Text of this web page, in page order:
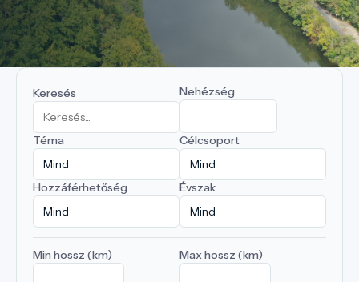
Keresés Nehézség
Téma Célcsoport
Hozzáférhetőség Évszak
Min hossz (km) Max hossz (km)